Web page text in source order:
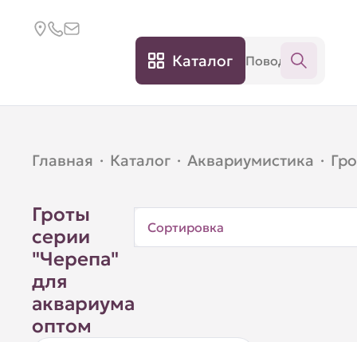
Каталог
Главная · Каталог · Аквариумистика ·
Гроты
серии
"Черепа"
для
аквариума
оптом
Сортировка